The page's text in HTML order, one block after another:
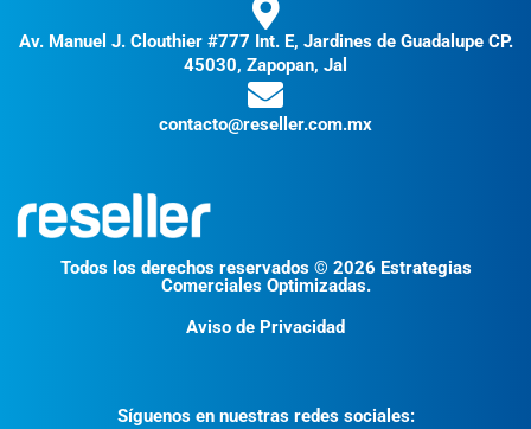
Av. Manuel J. Clouthier #777 Int. E, Jardines de Guadalupe CP.
45030, Zapopan, Jal
contacto@reseller.com.mx
Todos los derechos reservados © 2026 Estrategias
Comerciales Optimizadas.
Aviso de Privacidad
Síguenos en nuestras redes sociales: